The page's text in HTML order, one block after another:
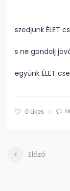
szedjünk ÉLET
s ne gondolj
együnk ÉLET
0 Likes
Előző